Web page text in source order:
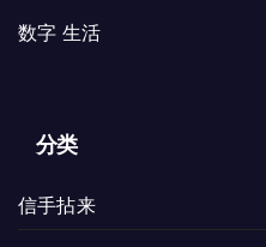
数字 生活
分类
信手拈来